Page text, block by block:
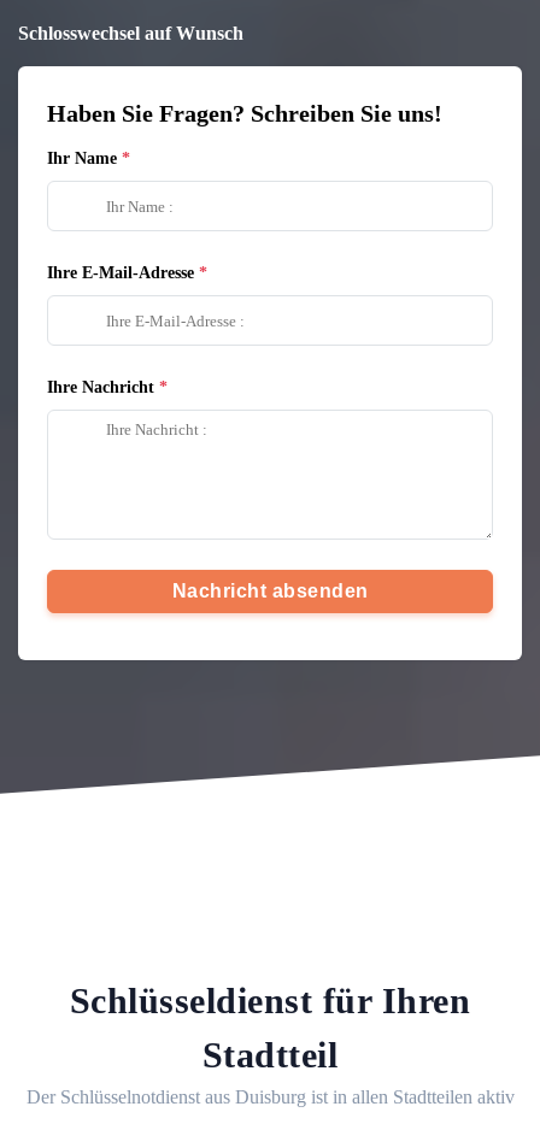
Schlosswechsel auf Wunsch
Haben Sie Fragen? Schreiben Sie uns!
Ihr Name
Ihre E-Mail-Adresse
Ihre Nachricht
Nachricht absenden
Schlüsseldienst für Ihren
Stadtteil
Der Schlüsselnotdienst aus Duisburg ist in allen Stadtteilen aktiv